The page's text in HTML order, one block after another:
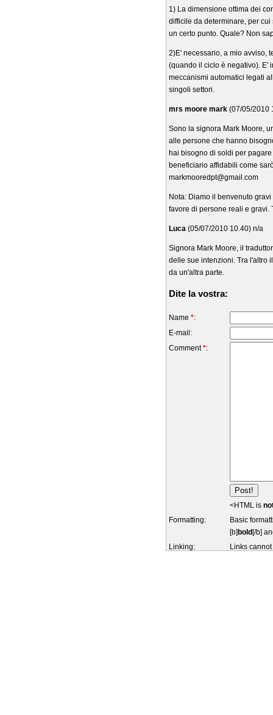
1) La dimensione ottima dei
difficile da determinare, per
un certo punto. Quale? Non
2)E' necessario, a mio avviso,
(quando il ciclo è negativo). E'
meccanismi automatici legati
singoli settori.
mrs moore mark (07/05/2010
Sono la signora Mark Moore,
alle persone che hanno
hai bisogno di soldi per
beneficiario affidabili come
markmooredpt@gmail.com
Nota: Diamo il benvenuto
favore di persone reali e gravi.
Luca (05/07/2010 10.40) n/a
Signora Mark Moore, il
delle sue intenzioni. Tra l'altro
da un'altra parte.
Dite la vostra:
Name *:
E-mail:
Comment*:
<HTML is
Formatting:
Basic
[b] bold [/b]
Linking:
Links